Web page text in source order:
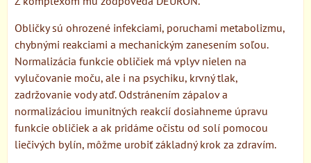
Obličky sú ohrozené infekciami, poruchami metabolizmu,
chybnými reakciami a mechanickým zanesením soľou.
Normalizácia funkcie obličiek má vplyv nielen na
vylučovanie moču, ale i na psychiku, krvný tlak,
zadržovanie vody atď. Odstránením zápalov a
normalizáciou imunitných reakcií dosiahneme úpravu
funkcie obličiek a ak pridáme očistu od solí pomocou
liečivých bylín, môžme urobiť základný krok za zdravím.